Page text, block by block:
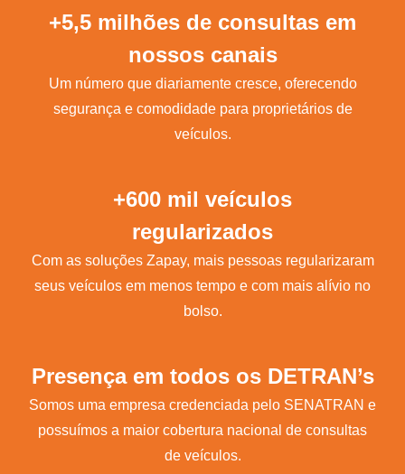
+5,5 milhões de consultas em
nossos canais
Um número que diariamente cresce, oferecendo
segurança e comodidade para proprietários de
veículos.
+600 mil veículos
regularizados
Com as soluções Zapay, mais pessoas regularizaram
seus veículos em menos tempo e com mais alívio no
bolso.
Presença em todos os DETRAN’s
Somos uma empresa credenciada pelo SENATRAN e
possuímos a maior cobertura nacional de consultas
de veículos.